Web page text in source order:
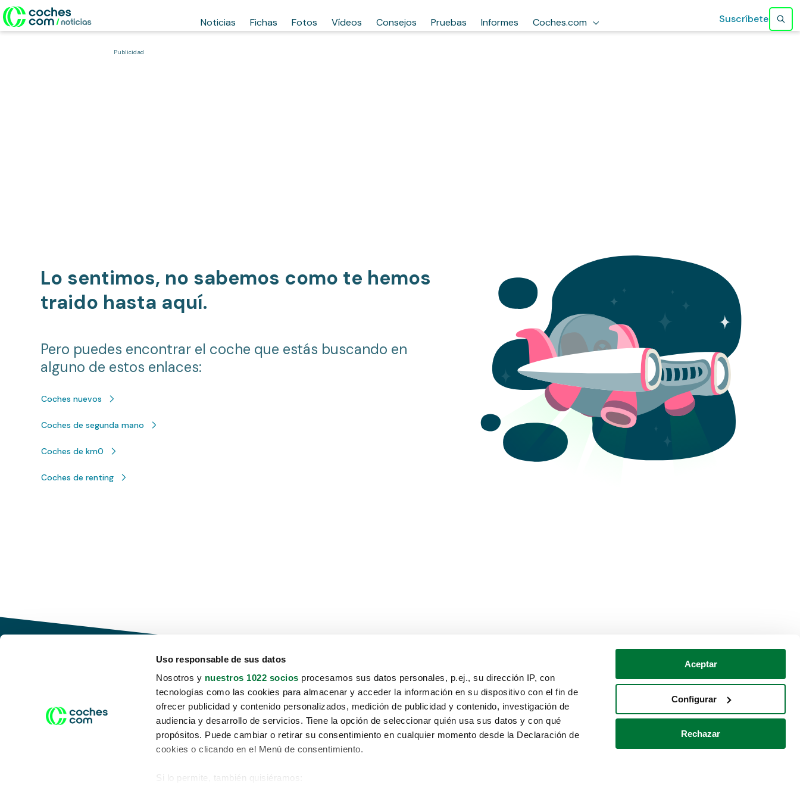
Uso responsable de sus datos
Nosotros y nuestros 1022 socios procesamos sus datos personales, p.ej., su dirección IP, con
tecnologías como las cookies para almacenar y acceder la información en su dispositivo con el fin de
ofrecer publicidad y contenido personalizados, medición de publicidad y contenido, investigación de
audiencia y desarrollo de servicios. Tiene la opción de seleccionar quién usa sus datos y con qué
propósitos. Puede cambiar o retirar su consentimiento en cualquier momento desde la Declaración de
cookies o clicando en el Menú de consentimiento.
Si lo permite, también quisiéramos:
Aceptar
Configurar
Rechazar
Noticias Fichas Fotos Vídeos Consejos Pruebas Informes Coches.com Suscríbete
Publicidad
Lo sentimos, no sabemos como te hemos
traido hasta aquí.
Pero puedes encontrar el coche que estás buscando en
alguno de estos enlaces:
Coches nuevos
Coches de segunda mano
Coches de km0
Coches de renting
Conduce tu futuro,
desata tu movilidad